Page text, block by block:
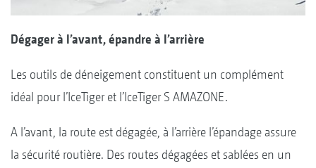
Dégager à l’avant, épandre à l’arrière
Les outils de déneigement constituent un complément
idéal pour l’IceTiger et l’IceTiger S AMAZONE.
A l’avant, la route est dégagée, à l’arrière l’épandage assure
la sécurité routière. Des routes dégagées et sablées en un